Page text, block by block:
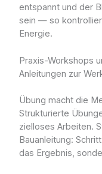
entspannt und der
sein — so
Energie.
Praxis-Workshops
Anleitungen zur
Übung macht die
Strukturierte
zielloses Arbeiten.
Bauanleitung:
das Ergebnis,